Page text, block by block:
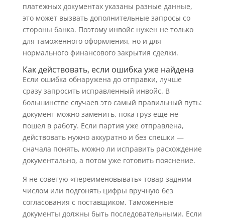
платежных документах указаны разные данные,
это может вызвать дополнительные запросы со
стороны банка. Поэтому инвойс нужен не только
для таможенного оформления, но и для
нормального финансового закрытия сделки.
Как действовать, если ошибка уже найдена
Если ошибка обнаружена до отправки, лучше
сразу запросить исправленный инвойс. В
большинстве случаев это самый правильный путь:
документ можно заменить, пока груз еще не
пошел в работу. Если партия уже отправлена,
действовать нужно аккуратно и без спешки —
сначала понять, можно ли исправить расхождение
документально, а потом уже готовить пояснение.
Я не советую «переименовывать» товар задним
числом или подгонять цифры вручную без
согласования с поставщиком. Таможенные
документы должны быть последовательными. Если